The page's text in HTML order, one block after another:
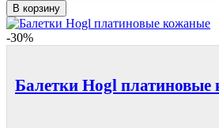
В корзину
-30%
Балетки Hogl платиновые